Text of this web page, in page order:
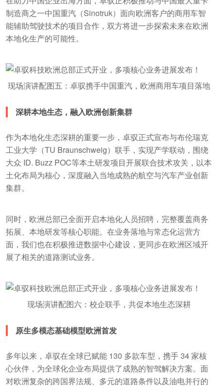
制造商之一中国重汽（Sinotruk）面向欧洲客户的商用车智
能辅助驾驶技术的项目合作，双方将进一步探索未来在欧洲
本地化生产的可能性。
现场演讲配图五：卓驭携手中国重汽，欧洲商用车项目落地
深耕本地生态，融入欧洲创新集群
作为本地化生态深耕的重要一步，卓驭正式宣布与布伦瑞克
工业大学（TU Braunschweig）联手，实现产学联动，围绕
大众 ID. Buzz POC等本土研发项目开展联合技术攻关，以本
土化布局为核心，深度融入当地成熟的航空与汽车产业创新
集群。
同时，欧洲总部已全面开启本地化人员招聘，完整覆盖商务
拓展、本地研发等核心职能。在业务落地与常态化运营方
面，我们也在积极推进数据中心建设，更同步在欧洲区域开
展了相关的道路测试业务。
现场演讲配图六：校企联手，共促本地生态深耕
原生多模态基础模型欧洲首发
多年以来，卓驭在全球已赋能 130 多款车型，携手 34 家核
心伙伴，为全球化企业布局提供了成熟的智驾解决方案。面
对欧洲复杂的跨国界法规、多元的道路条件以及油电并行的